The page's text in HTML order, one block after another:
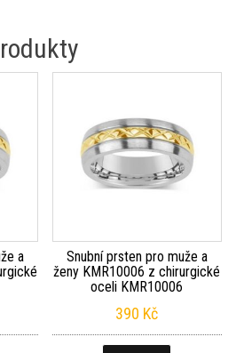
a
Snubní prsten pro muže a
ženy KMR10006 z chirurgické
oceli KMR10006
390 Kč